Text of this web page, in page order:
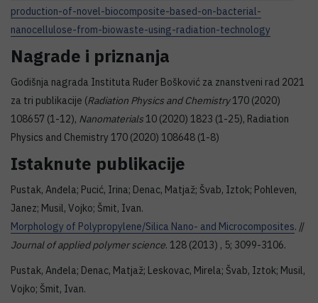
production-of-novel-biocomposite-based-on-bacterial-
nanocellulose-from-biowaste-using-radiation-technology
Nagrade i priznanja
Godišnja nagrada Instituta Ruđer Bošković za znanstveni rad 2021
za tri publikacije (Radiation Physics and Chemistry170 (2020)
108657 (1-12), Nanomaterials 10 (2020) 1823 (1-25), Radiation
Physics and Chemistry 170 (2020) 108648 (1-8)
Istaknute publikacije
Pustak, Anđela; Pucić, Irina; Denac, Matjaž; Švab, Iztok; Pohleven,
Janez; Musil, Vojko; Šmit, Ivan.
Morphology of Polypropylene/Silica Nano- and Microcomposites. //
Journal of applied polymer science. 128 (2013) , 5; 3099-3106.
Pustak, Anđela; Denac, Matjaž; Leskovac, Mirela; Švab, Iztok; Musil,
Vojko; Šmit, Ivan.